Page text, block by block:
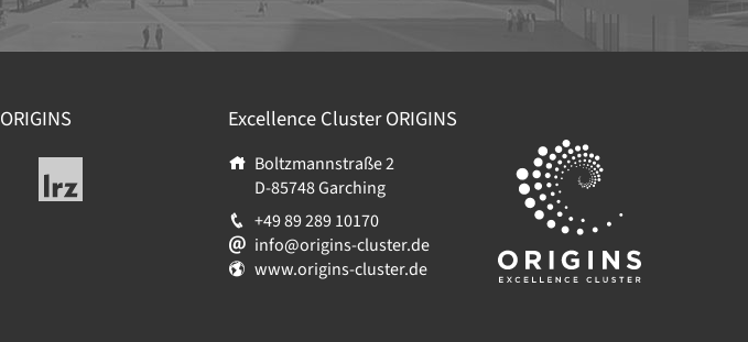
ORIGINS
Leibniz-
Rechenzentrum
Excellence ClusterORIGINS
Boltzmannstraße 2
D-85748Garching
+49 89 289 10170
info@origins-cluster.de
www.origins-cluster.de